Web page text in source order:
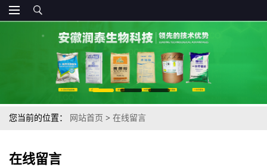
您当前的位置： 网站首页 > 在线留言
在线留言